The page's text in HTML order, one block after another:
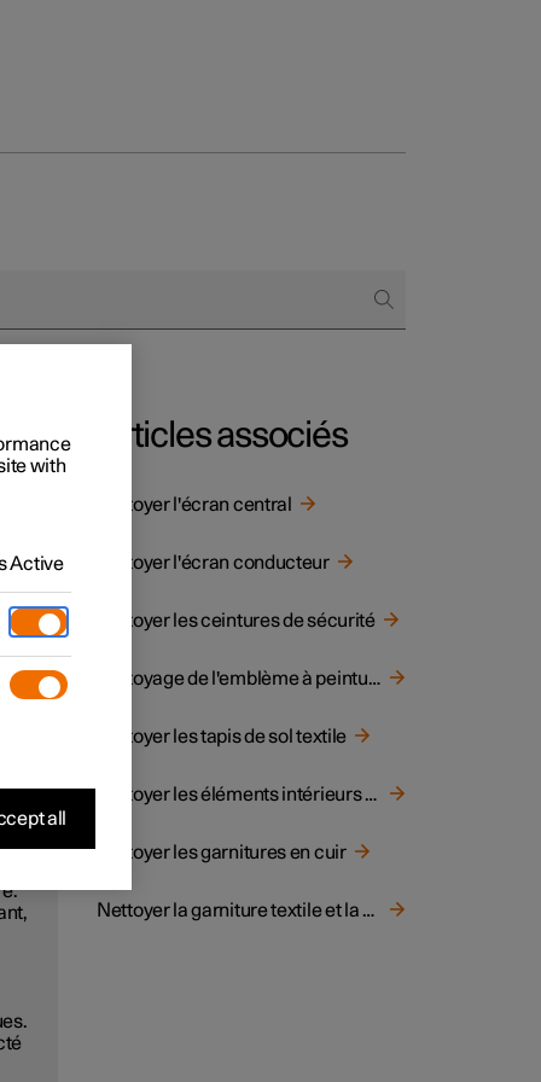
en nature
Articles associés
Nettoyer l'écran central
Nettoyer l'écran conducteur
Nettoyer les ceintures de sécurité
Nettoyage de l'emblème à peinture mate
Nettoyer les tapis de sol textile
Nettoyer les éléments intérieurs en plastique, métal ou bois
Nettoyer les garnitures en cuir
Nettoyer la garniture textile et la garniture de plafond
with
Active
all